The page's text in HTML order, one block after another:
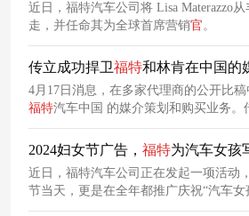
近日，福特汽车公司将 Lisa Materazzo
走，并任命其为全球首席营销官。
传立成功捍卫福特和林肯在中国的
4月17日消息，在多家代理商的公开比
福特
汽车中国 的媒介策划和购买业
务异常强劲，在此次成功续签福特之前
介业务，还在各大比稿中，赢得了包括
尔航空、首都图书馆和Godiva在内的一系
2024妇女节广告， 福特为汽车女孩
近日，福特汽车公司正在发起一项活动
节当天，更是在全年都推广庆祝“汽车女
的女孩写了一封信，鼓励她们继续展现